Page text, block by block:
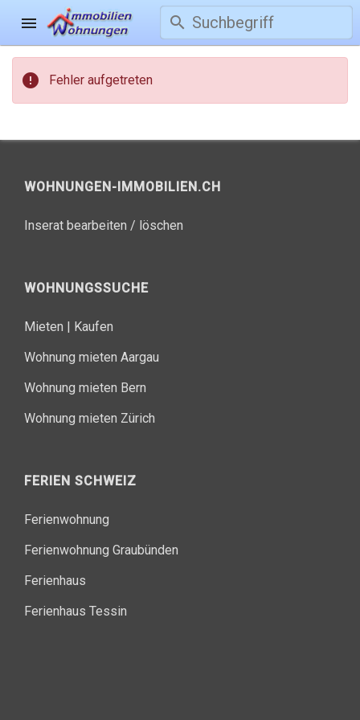
menu search
error Fehler aufgetreten
WOHNUNGEN-IMMOBILIEN.CH
Inserat bearbeiten / löschen
WOHNUNGSSUCHE
Mieten | Kaufen
Wohnung mieten Aargau
Wohnung mieten Bern
Wohnung mieten Zürich
FERIEN SCHWEIZ
Ferienwohnung
Ferienwohnung Graubünden
Ferienhaus
Ferienhaus Tessin